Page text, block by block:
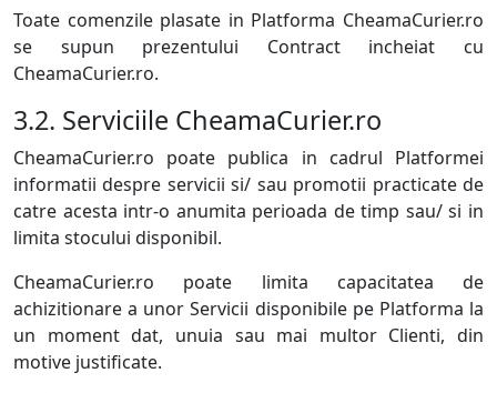
Toate comenzile plasate in Platforma CheamaCurier.ro
se supun prezentului Contract incheiat cu
CheamaCurier.ro.
3.2. Serviciile CheamaCurier.ro
CheamaCurier.ro poate publica in cadrul Platformei
informatii despre servicii si/ sau promotii practicate de
catre acesta intr-o anumita perioada de timp sau/ si in
limita stocului disponibil.
CheamaCurier.ro poate limita capacitatea de
achizitionare a unor Servicii disponibile pe Platforma la
un moment dat, unuia sau mai multor Clienti, din
motive justificate.